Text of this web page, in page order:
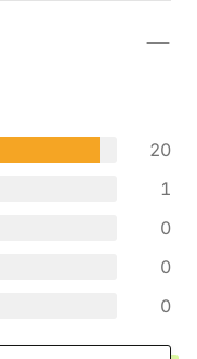
20
1
0
0
0